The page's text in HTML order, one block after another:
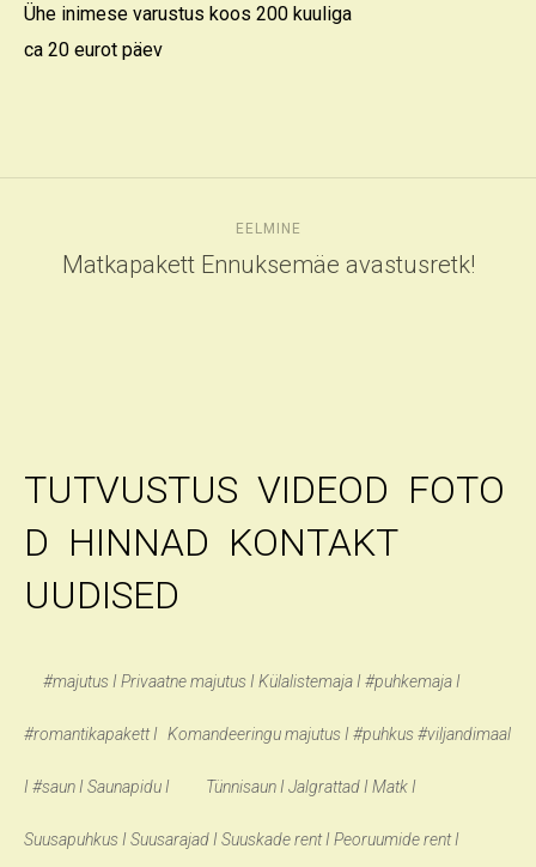
Ühe inimese varustus koos 200 kuuliga
ca 20 eurot päev
EELMINE
Matkapakett Ennuksemäe avastusretk!
TUTVUSTUS VIDEOD FOTO
D HINNAD KONTAKT
UUDISED
#majutus I Privaatne majutus I Külalistemaja I #puhkemaja I
#romantikapakett I Komandeeringu majutus I #puhkus #viljandimaal
I #saun I Saunapidu I Tünnisaun I Jalgrattad I Matk I
Suusapuhkus I Suusarajad I Suuskade rent I Peoruumide rent I